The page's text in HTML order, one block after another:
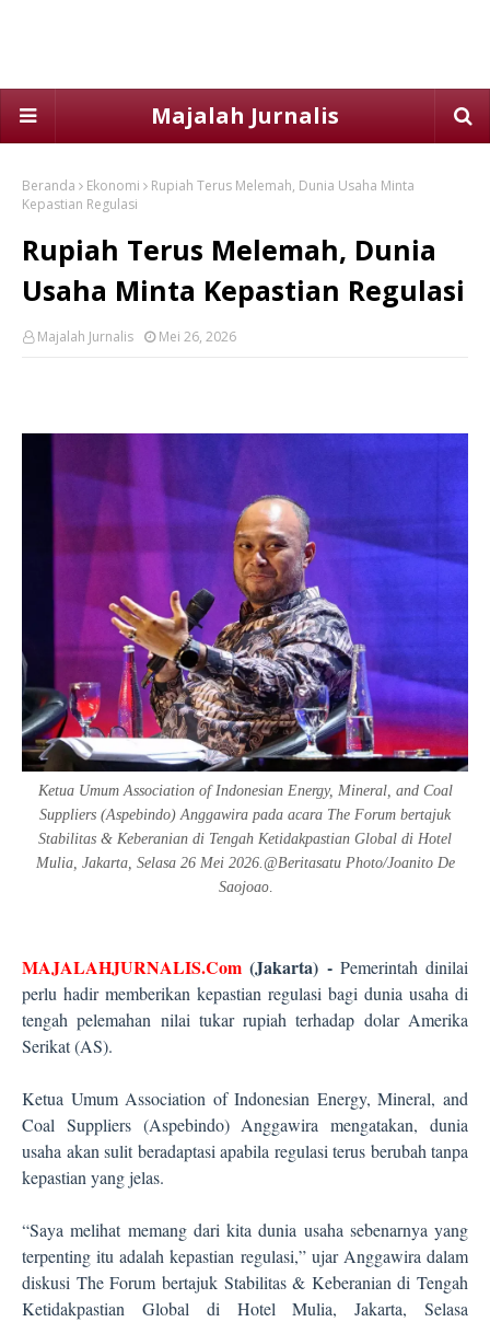
Majalah Jurnalis
Beranda Ekonomi
Rupiah Terus Melemah, Dunia Usaha Minta
Kepastian Regulasi
Rupiah Terus Melemah, Dunia
Usaha Minta Kepastian Regulasi
Majalah Jurnalis Mei 26, 2026
Ketua Umum Association of Indonesian Energy, Mineral, and Coal
Suppliers (Aspebindo) Anggawira pada acara The Forum bertajuk
Stabilitas & Keberanian di Tengah Ketidakpastian Global di Hotel
Mulia, Jakarta, Selasa 26 Mei 2026.@Beritasatu Photo/Joanito De
Saojoao.
MAJALAHJURNALIS.Com(Jakarta) - Pemerintah dinilai
perlu hadir memberikan kepastian regulasi bagi dunia usaha di
tengah pelemahan nilai tukar rupiah terhadap dolar Amerika
Serikat (AS).
Ketua Umum Association of Indonesian Energy, Mineral, and
Coal Suppliers (Aspebindo) Anggawira mengatakan, dunia
usaha akan sulit beradaptasi apabila regulasi terus berubah tanpa
kepastian yang jelas.
“Saya melihat memang dari kita dunia usaha sebenarnya yang
terpenting itu adalah kepastian regulasi,” ujar Anggawira dalam
diskusi The Forum bertajuk Stabilitas & Keberanian di Tengah
Ketidakpastian Global di Hotel Mulia, Jakarta, Selasa